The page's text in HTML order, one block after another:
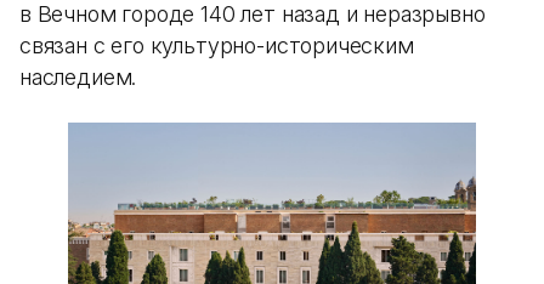
в Вечном городе 140 лет назад и неразрывно
связан с его культурно-историческим
наследием.